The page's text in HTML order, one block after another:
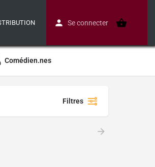
Se connecter
Comédien.nes
Filtres